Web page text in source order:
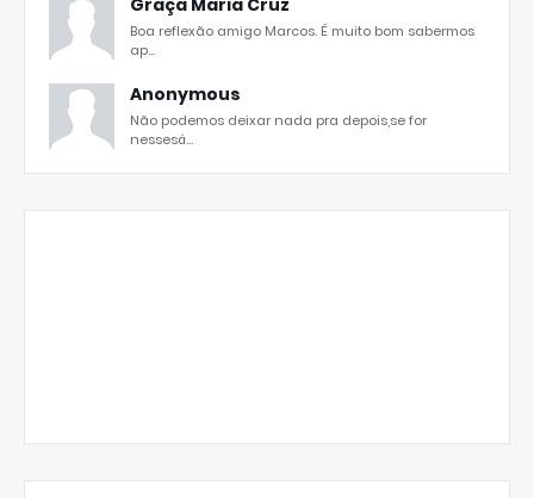
Boa reflexão amigo Marcos. É muito bom sabermos
ap...
Anonymous
Não podemos deixar nada pra depois,se for
nessesá...